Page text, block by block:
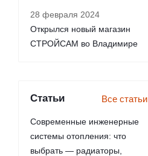
28 февраля 2024
Открылся новый магазин
СТРОЙСАМ во Владимире
Статьи Все статьи
Современные инженерные
системы отопления: что
выбрать — радиаторы,